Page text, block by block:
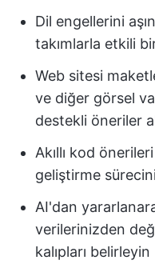
Dil engellerini
takımlarla etkili
Web sitesi
ve diğer görsel
destekli öneriler
Akıllı kod
geliştirme
AI'dan
verilerinizden
kalıpları belirleyin